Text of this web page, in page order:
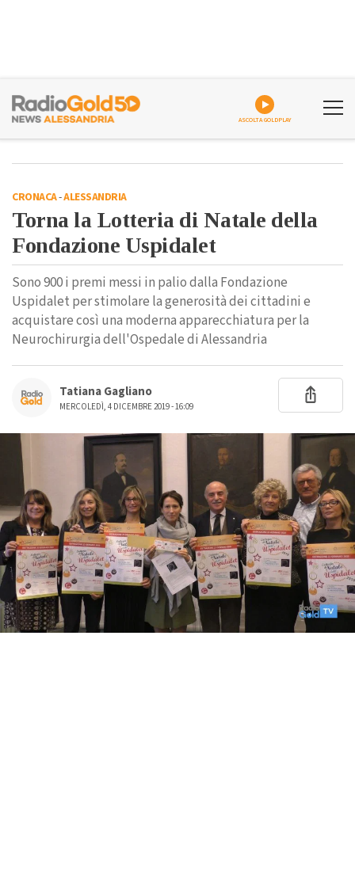
ASCOLTA GOLDPLAY
CRONACA-ALESSANDRIA
Torna la Lotteria di Natale della
Fondazione Uspidalet
Sono 900 i premi messi in palio dalla Fondazione
Uspidalet per stimolare la generosità dei cittadini e
acquistare così una moderna apparecchiatura per la
Neurochirurgia dell'Ospedale di Alessandria
Tatiana Gagliano
MERCOLEDÌ, 4 DICEMBRE 2019 - 16:09